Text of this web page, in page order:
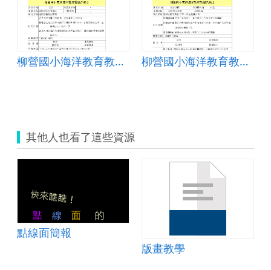
柳營國小海洋教育教學活動4 柳營國小海洋教育教學活動2
其他人也看了這些資源
點線面簡報
版畫教學